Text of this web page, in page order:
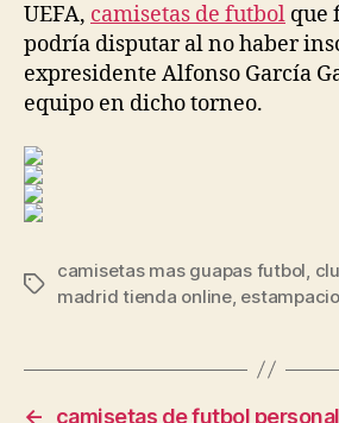
UEFA, camisetas de futbol que
podría disputar al no haber
expresidente Alfonso García
equipo en dicho torneo.
Etiquetas
camisetas mas guapas futbol
madrid tienda online,
← camisetas de futbol